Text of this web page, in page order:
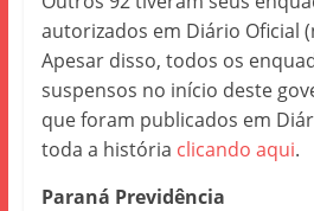
autorizados em Diário Oficial
Apesar disso, todos os
suspensos no início deste
que foram publicados em
toda a história clicando aqui.
Paraná Previdência